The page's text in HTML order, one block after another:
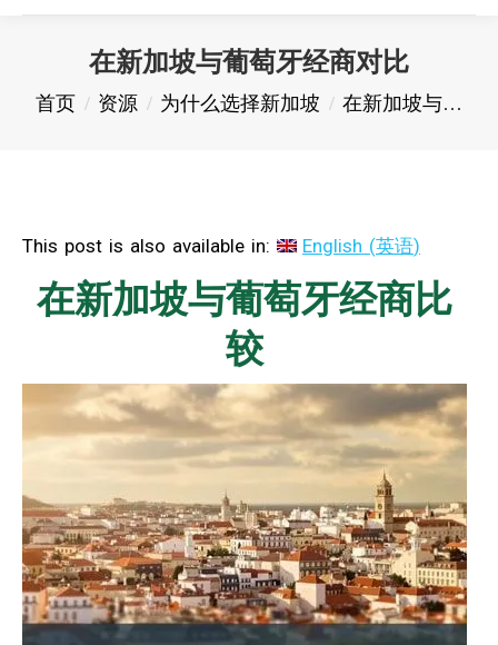
在新加坡与葡萄牙经商对比
您在这里：
首页 资源 为什么选择新加坡 在新加坡与…
This post is also available in: English (英语)
在新加坡与葡萄牙经商比
较